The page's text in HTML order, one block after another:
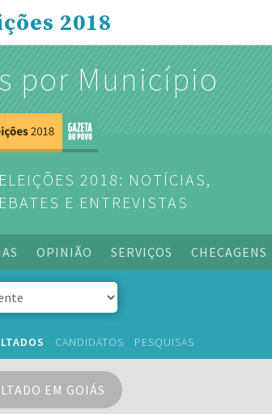
2018
por Município
2018: NOTÍCIAS,
E ENTREVISTAS
OPINIÃO SERVIÇOS CHECAGENS
CANDIDATOS PESQUISAS
EM GOIÁS